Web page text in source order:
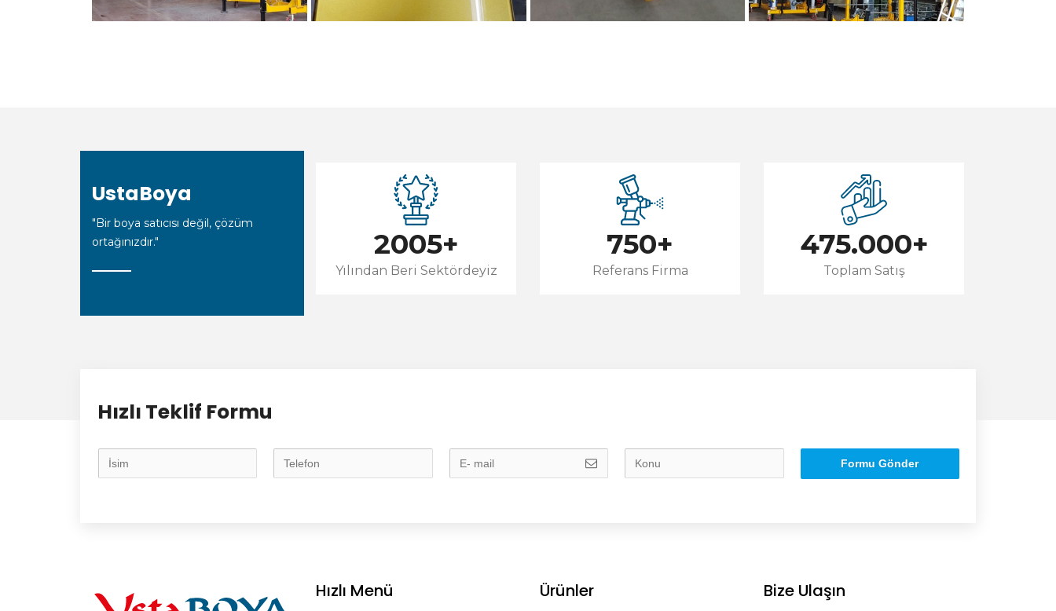
UstaBoya
"Bir boya satıcısı değil, çözüm
ortağınızdır."
2005+
Yılından Beri Sektördeyiz
750+
Referans Firma
475.000+
Toplam Satış
Hızlı Teklif Formu
Formu Gönder
Hızlı Menü Ürünler Bize Ulaşın